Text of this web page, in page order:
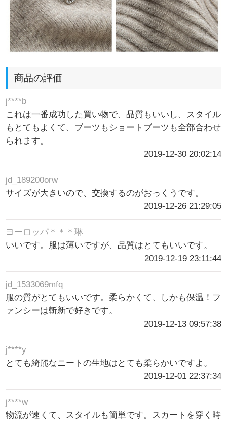
商品の評価
j****b
これは一番成功した買い物で、品質もいいし、スタイル
もとてもよくて、ブーツもショートブーツも全部合わせ
られます。
2019-12-30 20:02:14
jd_189200orw
サイズが大きいので、交換するのがおっくうです。
2019-12-26 21:29:05
ヨーロッパ＊＊＊琳
いいです。服は薄いですが、品質はとてもいいです。
2019-12-19 23:11:44
jd_1533069mfq
服の質がとてもいいです。柔らかくて、しかも保温！フ
ァンシーは斬新で好きです。
2019-12-13 09:57:38
j****y
とても綺麗なニートの生地はとても柔らかいですよ。
2019-12-01 22:37:34
j****w
物流が速くて、スタイルも簡単です。スカートを穿く時